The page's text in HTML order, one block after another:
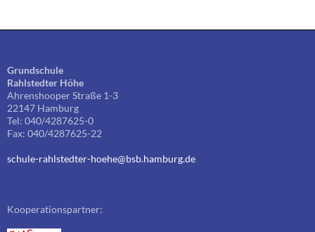
Grundschule
Rahlstedter Höhe
Ahrenshooper Straße 1-3
22147 Hamburg
Tel: 040/4287625-0
Fax: 040/4287625-22
schule-rahlstedter-hoehe@bsb.hamburg.de
Kooperationspartner: